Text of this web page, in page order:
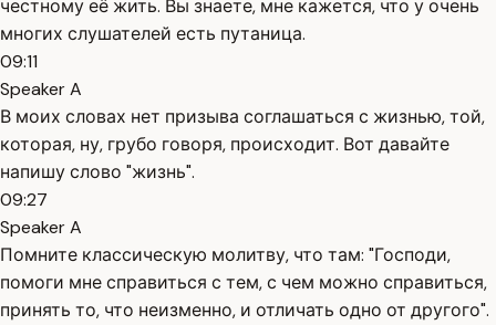
честному её жить. Вы знаете, мне кажется, что у очень
многих слушателей есть путаница.
09:11
Speaker A
В моих словах нет призыва соглашаться с жизнью, той,
которая, ну, грубо говоря, происходит. Вот давайте
напишу слово "жизнь".
09:27
Speaker A
Помните классическую молитву, что там: "Господи,
помоги мне справиться с тем, с чем можно справиться,
принять то, что неизменно, и отличать одно от другого".